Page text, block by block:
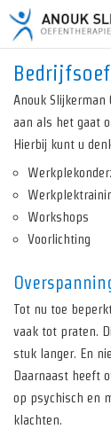
Home
Anouk Slijkerman
aan als het gaat
Hierbij kunt u
Workshops
Voorlichting
Tot nu toe
vaak tot praten.
stuk langer. En
Daarnaast heeft
op psychisch en
klachten.